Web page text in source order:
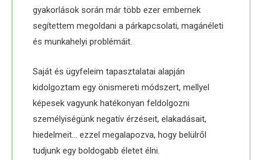
gyakorlások során már több ezer embernek
segítettem megoldani a párkapcsolati, magánéleti
és munkahelyi problémáit.
Saját és ügyfeleim tapasztalatai alapján
kidolgoztam egy önismereti módszert, mellyel
képesek vagyunk hatékonyan feldolgozni
személyiségünk negatív érzéseit, elakadásait,
hiedelmeit… ezzel megalapozva, hogy belülről
tudjunk egy boldogabb életet élni.